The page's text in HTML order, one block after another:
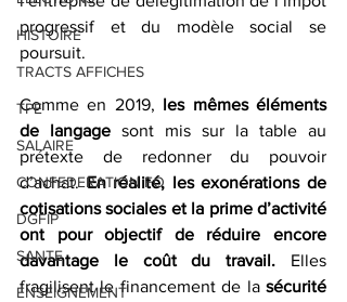
HISTOIRE
TRACTS AFFICHES
TPE
SALAIRE
CONFEDERATION FO
DGFIP
SANTE
ENSEIGNEMENT
progressif et du modèle social se
poursuit.
Comme en 2019, les mêmes éléments
de langage sont mis sur la table au
prétexte de redonner du pouvoir
d’achat. En réalité, les exonérations de
cotisations sociales et la prime d’activité
ont pour objectif de réduire encore
davantage le coût du travail. Elles
fragilisent le financement de la sécurité